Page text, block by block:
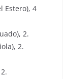
Estero), 4
2.
2.